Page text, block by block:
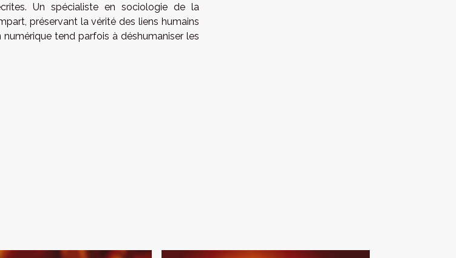
Un spécialiste en sociologie de la
préservant la vérité des liens humains
tend parfois à déshumaniser les